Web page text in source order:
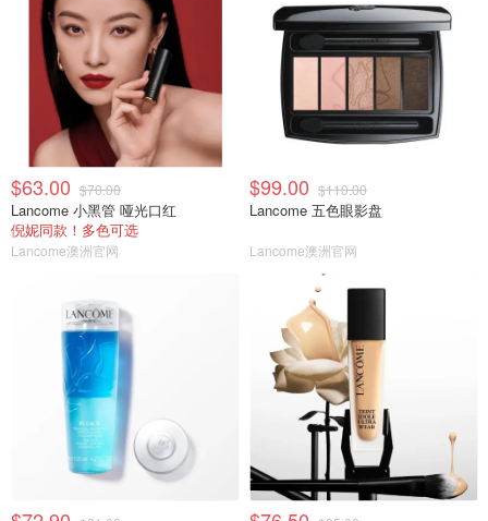
$63.00 $70.00
Lancome 小黑管 哑光口红
倪妮同款！多色可选
Lancome澳洲官网
$99.00 $110.00
Lancome 五色眼影盘
Lancome澳洲官网